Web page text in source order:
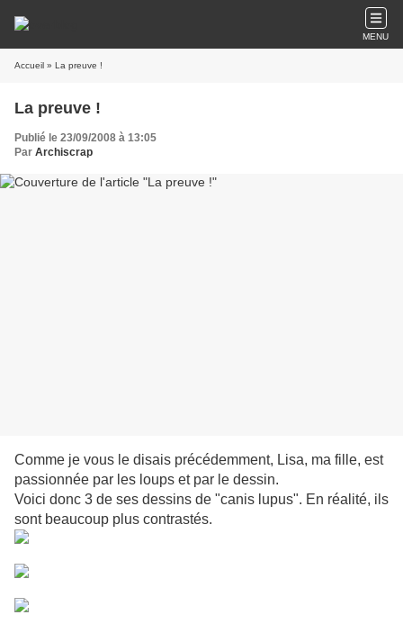
MENU
Accueil » La preuve !
La preuve !
Publié le 23/09/2008 à 13:05
Par Archiscrap
Comme je vous le disais précédemment, Lisa, ma fille, est
passionnée par les loups et par le dessin.
Voici donc 3 de ses dessins de "canis lupus". En réalité, ils
sont beaucoup plus contrastés.